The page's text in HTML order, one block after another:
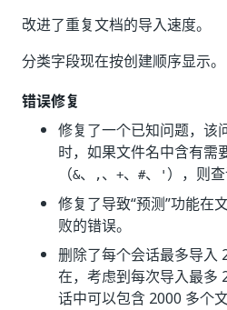
改进了重复文档的导入速度。
分类字段现在按创建顺序显示。
错误修复
修复了一个已知问题，该
时，如果文件名中含有需
（&、 ,、 +、 #、 ' ），则查
修复了导致“预测”功能在
败的错误。
删除了每个会话最多导入
在，考虑到每次导入最多
话中可以包含 2000 多个文